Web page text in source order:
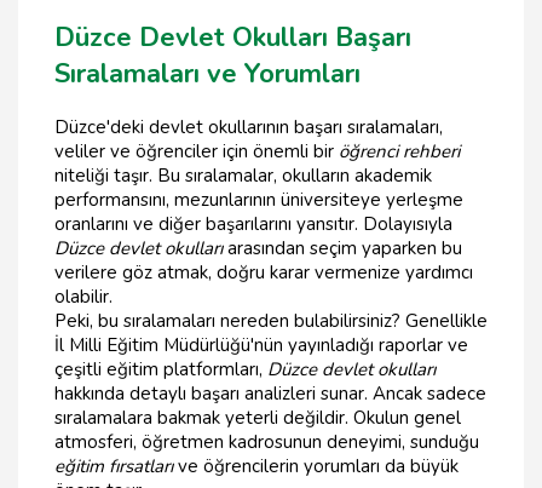
Düzce Devlet Okulları Başarı
Sıralamaları ve Yorumları
Düzce'deki devlet okullarının başarı sıralamaları,
veliler ve öğrenciler için önemli bir öğrenci rehberi
niteliği taşır. Bu sıralamalar, okulların akademik
performansını, mezunlarının üniversiteye yerleşme
oranlarını ve diğer başarılarını yansıtır. Dolayısıyla
Düzce devlet okullarıarasından seçim yaparken bu
verilere göz atmak, doğru karar vermenize yardımcı
olabilir.
Peki, bu sıralamaları nereden bulabilirsiniz? Genellikle
İl Milli Eğitim Müdürlüğü'nün yayınladığı raporlar ve
çeşitli eğitim platformları, Düzce devlet okulları
hakkında detaylı başarı analizleri sunar. Ancak sadece
sıralamalara bakmak yeterli değildir. Okulun genel
atmosferi, öğretmen kadrosunun deneyimi, sunduğu
eğitim fırsatlarıve öğrencilerin yorumları da büyük